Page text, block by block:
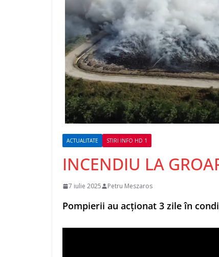
ACTUALITATE STIRI INFO HD 1
INCENDIU LA
7 iulie 2025 Petru Meszaros
Pompierii au acționat 3 zile în